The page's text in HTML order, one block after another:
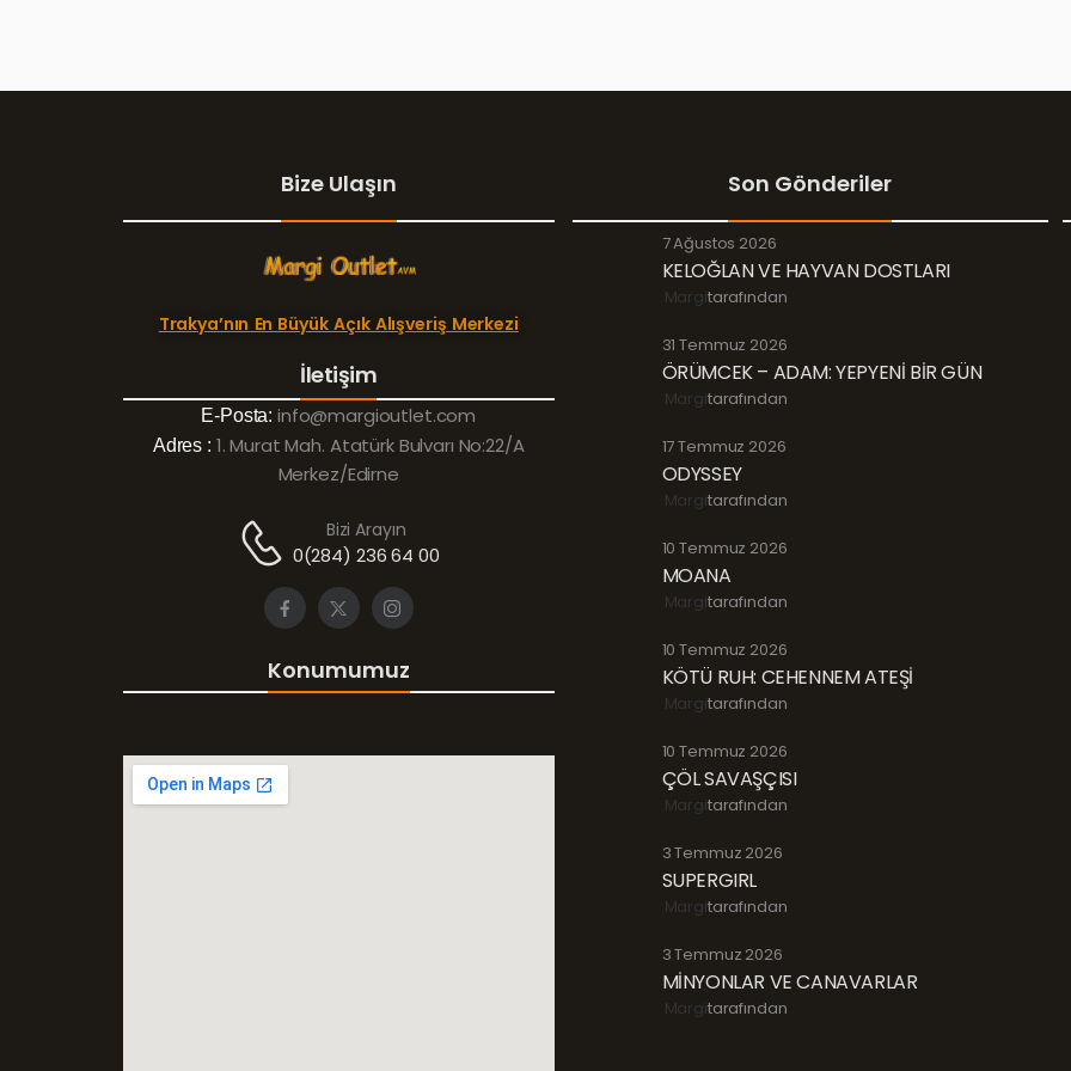
Bize Ulaşın
Trakya’nın En Büyük Açık Alışveriş Merkezi
İletişim
E-Posta: info@margioutlet.com
Adres : 1. Murat Mah. Atatürk Bulvarı No:22/A
Merkez/Edirne
Bizi Arayın
0(284) 236 64 00
Konumumuz
Son Gönderiler
7 Ağustos 2026
KELOĞLAN VE HAYVAN DOSTLARI
Margitarafından
31 Temmuz 2026
ÖRÜMCEK – ADAM: YEPYENİ BİR GÜN
Margitarafından
17 Temmuz 2026
ODYSSEY
Margitarafından
10 Temmuz 2026
MOANA
Margitarafından
10 Temmuz 2026
KÖTÜ RUH: CEHENNEM ATEŞİ
Margitarafından
10 Temmuz 2026
ÇÖL SAVAŞÇISI
Margitarafından
3 Temmuz 2026
SUPERGIRL
Margitarafından
3 Temmuz 2026
MİNYONLAR VE CANAVARLAR
Margitarafından